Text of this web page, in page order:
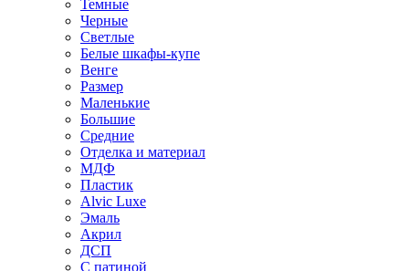
Темные
Черные
Светлые
Белые шкафы-купе
Венге
Размер
Маленькие
Большие
Средние
Отделка и материал
МДФ
Пластик
Alvic Luxe
Эмаль
Акрил
ДСП
С патиной